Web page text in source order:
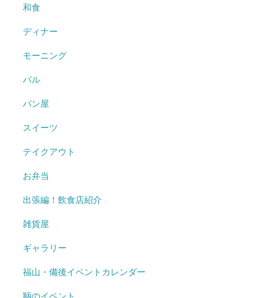
和食
ディナー
モーニング
バル
パン屋
スイーツ
テイクアウト
お弁当
出張編！飲食店紹介
雑貨屋
ギャラリー
福山・備後イベントカレンダー
鞆のイベント